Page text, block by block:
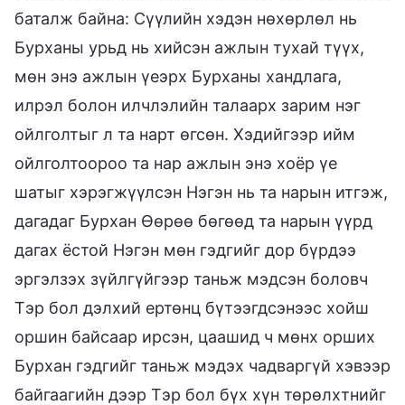
баталж байна: Сүүлийн хэдэн нөхөрлөл нь
Бурханы урьд нь хийсэн ажлын тухай түүх,
мөн энэ ажлын үеэрх Бурханы хандлага,
илрэл болон илчлэлийн талаарх зарим нэг
ойлголтыг л та нарт өгсөн. Хэдийгээр ийм
ойлголтоороо та нар ажлын энэ хоёр үе
шатыг хэрэгжүүлсэн Нэгэн нь та нарын итгэж,
дагадаг Бурхан Өөрөө бөгөөд та нарын үүрд
дагах ёстой Нэгэн мөн гэдгийг дор бүрдээ
эргэлзэх зүйлгүйгээр таньж мэдсэн боловч
Тэр бол дэлхий ертөнц бүтээгдсэнээс хойш
оршин байсаар ирсэн, цаашид ч мөнх орших
Бурхан гэдгийг таньж мэдэх чадваргүй хэвээр
байгаагийн дээр Тэр бол бүх хүн төрөлхтнийг